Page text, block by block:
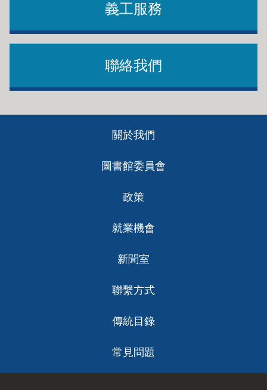
義工服務
聯絡我們
關於我們
圖書館委員會
政策
就業機會
新聞室
聯繫方式
傳統目錄
常見問題